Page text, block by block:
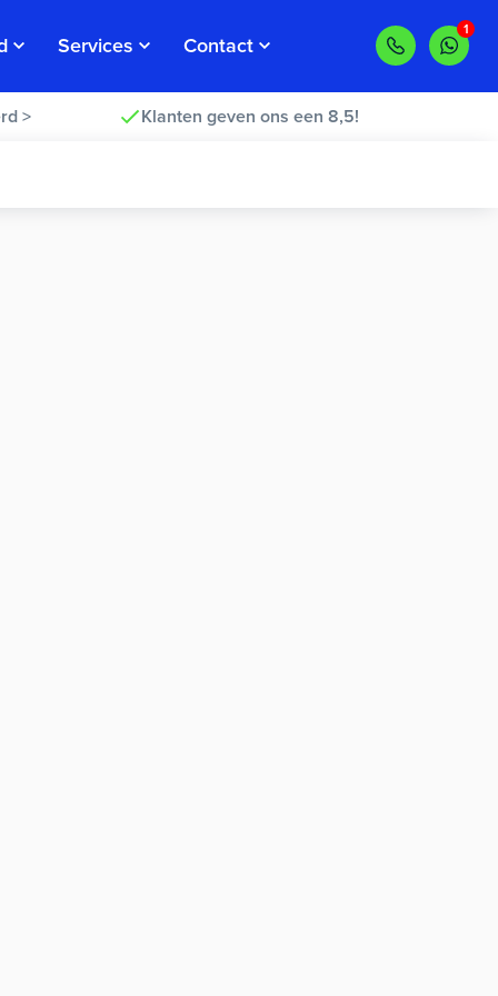
Services Contact
> Klanten geven ons een 8,5!